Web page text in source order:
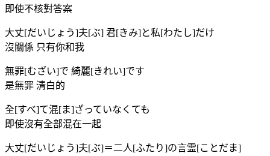
即使不核對答案
大丈[だいじょう]夫[ぶ] 君[きみ]と私[わたし]だけ
沒關係 只有你和我
無罪[むざい]で 綺麗[きれい]です
是無罪 清白的
全[すべ]て混[ま]ざっていなくても
即使沒有全部混在一起
大丈[だいじょう]夫[ぶ]＝二人[ふたり]の言霊[ことだま]